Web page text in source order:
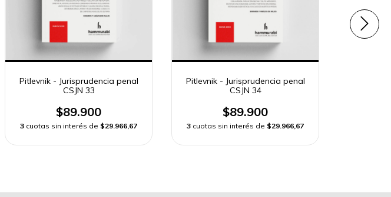
Pitlevnik - Jurisprudencia penal
CSJN 33
$89.900
3 cuotas sin interés de $29.966,67
Pitlevnik - Jurisprudencia penal
CSJN 34
$89.900
3 cuotas sin interés de $29.966,67